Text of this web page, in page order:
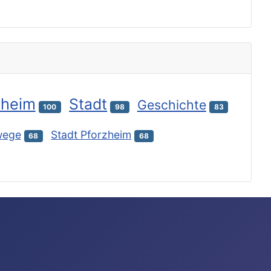
100 Stadt 98 Geschichte 83
68 Stadt Pforzheim 68